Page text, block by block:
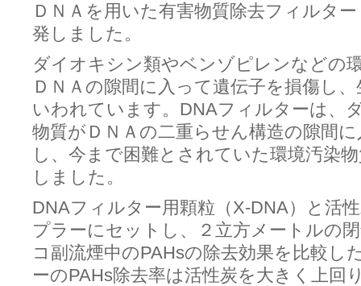
ＤＮＡを用いた有害物質除去フィルタ
発しました。
ダイオキシン類やベンゾピレンなどの
ＤＮＡの隙間に入って遺伝子を損傷し
いわれています。DNAフィルターは、
物質がＤＮＡの二重らせん構造の隙間
し、今まで困難とされていた環境汚染
しました。
DNAフィルター用顆粒（X-DNA）と活
プラーにセットし、２立方メートルの
コ副流煙中のPAHsの除去効果を比較し
ーのPAHs除去率は活性炭を大きく上回